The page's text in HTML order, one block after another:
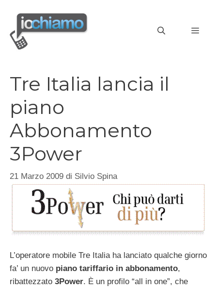
contenuto
Tre Italia lancia il
piano
Abbonamento
3Power
21 Marzo 2009 di Silvio Spina
L’operatore mobile Tre Italia ha lanciato qualche giorno
fa’ un nuovo piano tariffario in abbonamento,
ribattezzato 3Power. È un profilo “all in one”, che